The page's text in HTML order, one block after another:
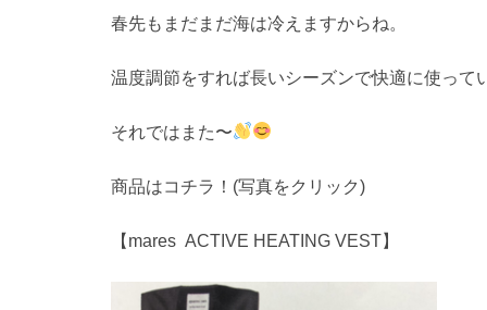
春先もまだまだ海は冷えますからね。
温度調節をすれば長いシーズンで快適に使って
それではまた〜
商品はコチラ！(写真をクリック)
【mares ACTIVE HEATING VEST】